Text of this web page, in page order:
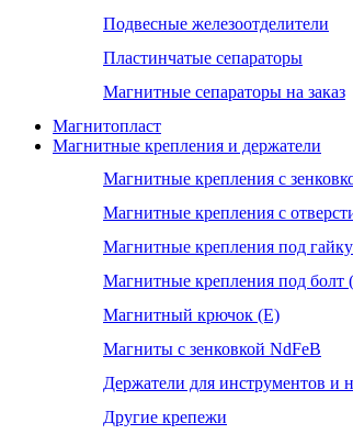
Подвесные железоотделители
Пластинчатые сепараторы
Магнитные сепараторы на заказ
Магнитопласт
Магнитные крепления и держатели
Магнитные крепления с
Магнитные крепления с
Магнитные крепления под
Магнитные крепления под болт
Магнитный крючок (Е)
Магниты с зенковкой NdFeB
Держатели для инструментов и
Другие крепежи